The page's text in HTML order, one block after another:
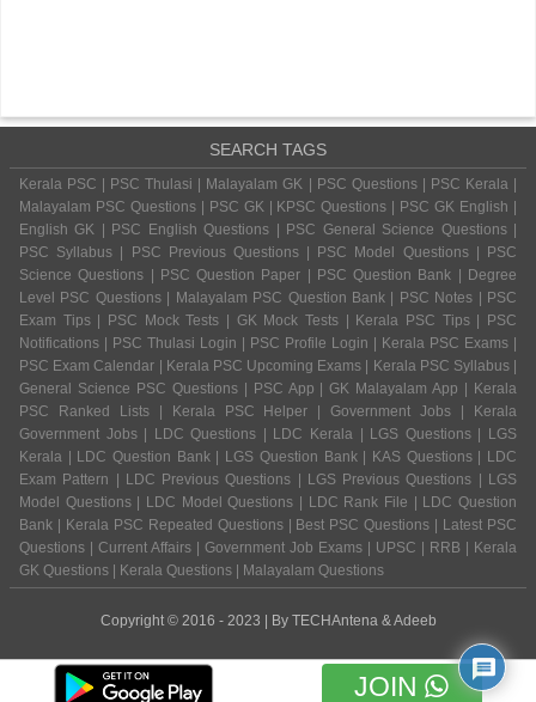
JOIN
SEARCH TAGS
Kerala PSC | PSC Thulasi | Malayalam GK | PSC Questions | PSC Kerala |
Malayalam PSC Questions | PSC GK | KPSC Questions | PSC GK English |
English GK | PSC English Questions | PSC General Science Questions |
PSC Syllabus | PSC Previous Questions | PSC Model Questions | PSC
Science Questions | PSC Question Paper | PSC Question Bank | Degree
Level PSC Questions | Malayalam PSC Question Bank | PSC Notes | PSC
Exam Tips | PSC Mock Tests | GK Mock Tests | Kerala PSC Tips | PSC
Notifications | PSC Thulasi Login | PSC Profile Login | Kerala PSC Exams |
PSC Exam Calendar | Kerala PSC Upcoming Exams | Kerala PSC Syllabus |
General Science PSC Questions | PSC App | GK Malayalam App | Kerala
PSC Ranked Lists | Kerala PSC Helper | Government Jobs | Kerala
Government Jobs | LDC Questions | LDC Kerala | LGS Questions | LGS
Kerala | LDC Question Bank | LGS Question Bank | KAS Questions | LDC
Exam Pattern | LDC Previous Questions | LGS Previous Questions | LGS
Model Questions | LDC Model Questions | LDC Rank File | LDC Question
Bank | Kerala PSC Repeated Questions | Best PSC Questions | Latest PSC
Questions | Current Affairs | Government Job Exams | UPSC | RRB | Kerala
GK Questions | Kerala Questions | Malayalam Questions
Copyright © 2016 - 2023 | By TECHAntena & Adeeb